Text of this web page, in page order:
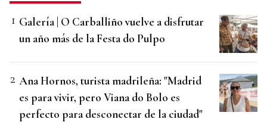
Galería | O Carballiño vuelve a disfrutar
un año más de la Festa do Pulpo
Ana Hornos, turista madrileña: "Madrid
es para vivir, pero Viana do Bolo es
perfecto para desconectar de la ciudad"